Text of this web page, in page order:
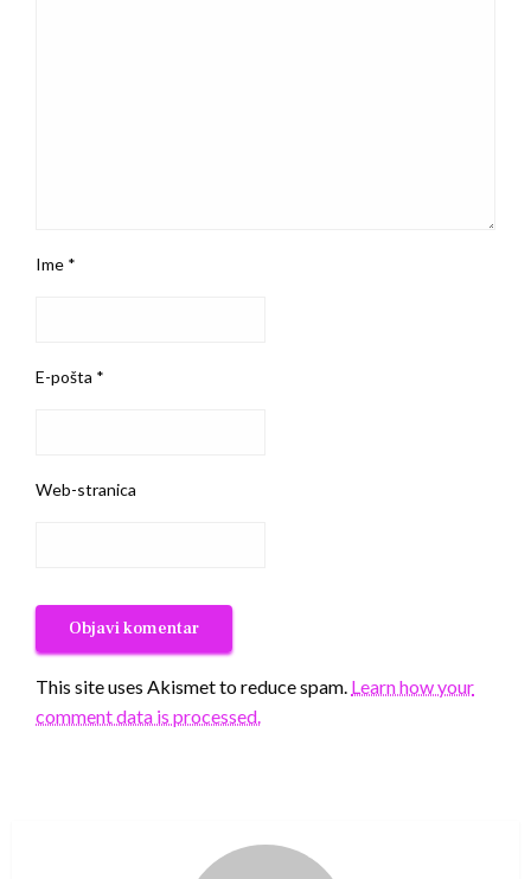
Ime *
E-pošta *
Web-stranica
This site uses Akismet to reduce spam. Learn how your
comment data is processed.